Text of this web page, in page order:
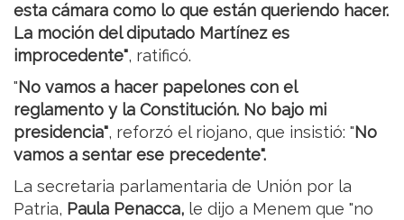
esta cámara como lo que están queriendo hacer.
La moción del diputado Martínez es
improcedente", ratificó.
"No vamos a hacer papelones con el
reglamento y la Constitución. No bajo mi
presidencia", reforzó el riojano, que insistió: "No
vamos a sentar ese precedente".
La secretaria parlamentaria de Unión por la
Patria, Paula Penacca, le dijo a Menem que "no